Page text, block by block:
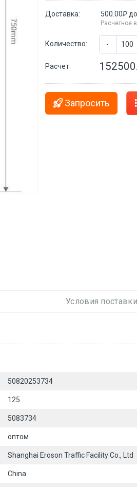
Доставка: 500.00₽
Расчетное
Количество: -
Расчет:
Запросить
Условия поставки
50820253734
125
5083734
оптом
Shanghai Eroson Traffic Facility Co., Ltd
China